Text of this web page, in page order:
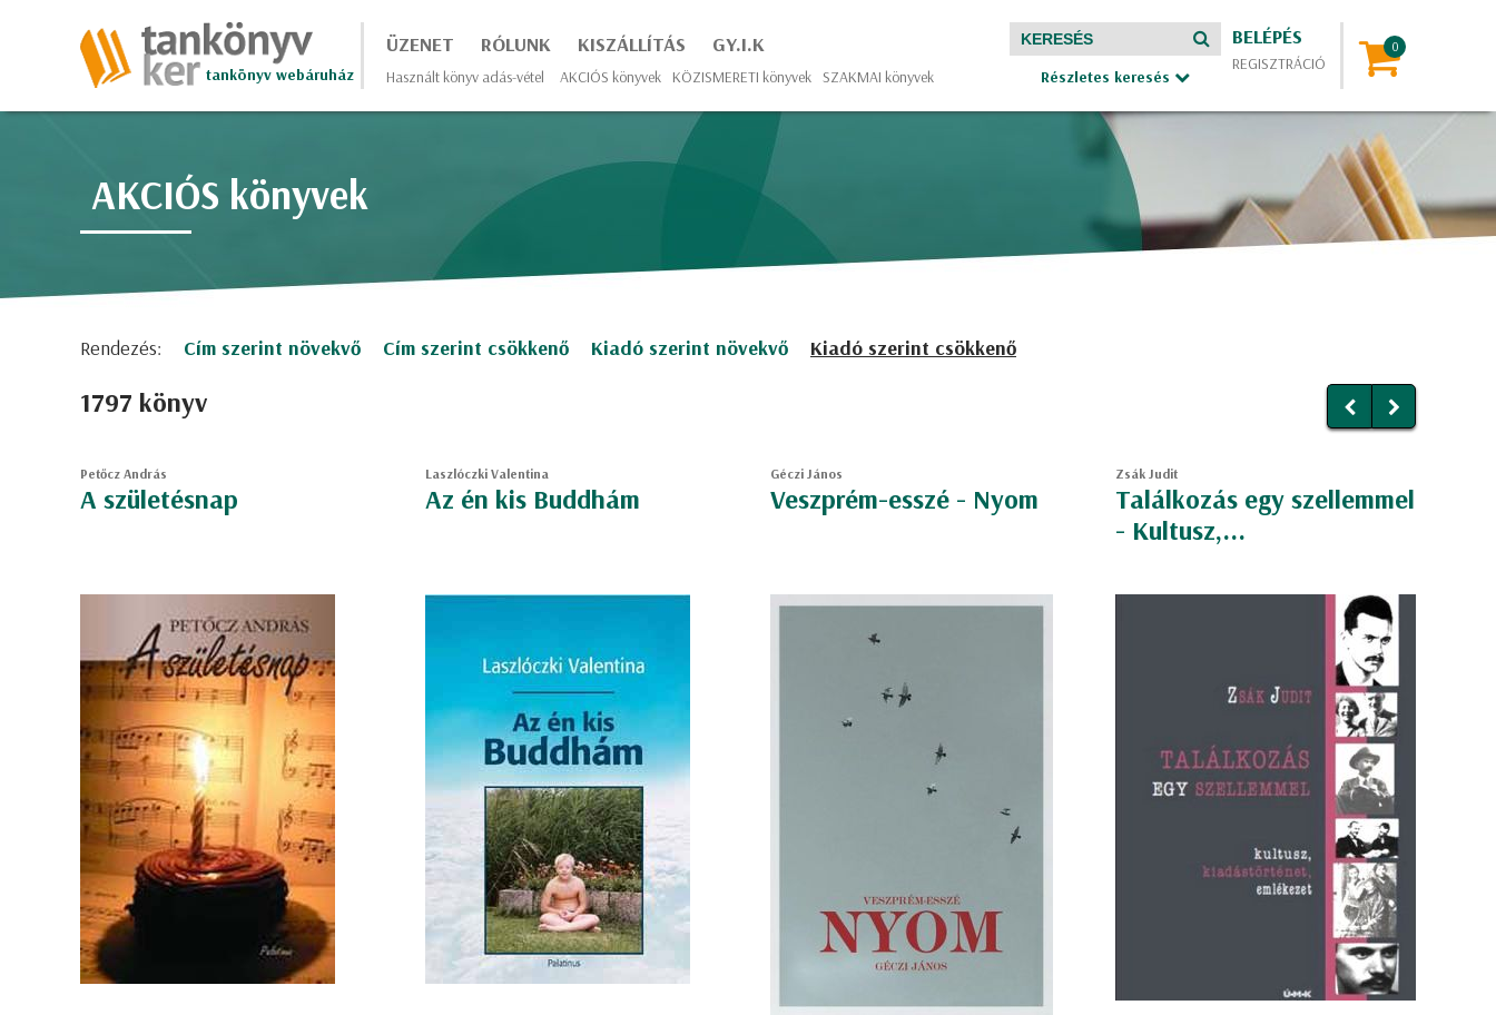
tankönyv webáruház
ÜZENET RÓLUNK KISZÁLLÍTÁS GY.I.K
Használt könyv adás-vétel AKCIÓS könyvek KÖZISMERETI könyvek SZAKMAI könyvek Részletes keresés
BELÉPÉS
REGISZTRÁCIÓ
AKCIÓS könyvek
Rendezés: Cím szerint növekvő Cím szerint csökkenő Kiadó szerint növekvő Kiadó szerint csökkenő
1797 könyv
Petőcz András
A születésnap
Laszlóczki Valentina
Az én kis Buddhám
Géczi János
Veszprém-esszé - Nyom
Zsák Judit
Találkozás egy szellemmel
- Kultusz,...